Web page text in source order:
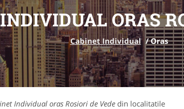
ORAS
Cabinet Individual /Oras
Individual oras Rosiori de Vede din localitatile